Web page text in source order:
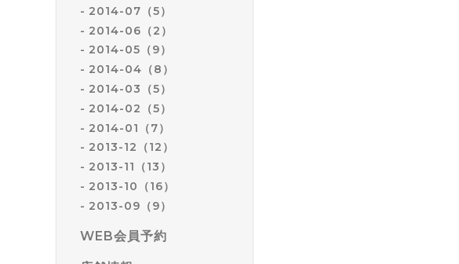
2014-07（5）
2014-06（2）
2014-05（9）
2014-04（8）
2014-03（5）
2014-02（5）
2014-01（7）
2013-12（12）
2013-11（13）
2013-10（16）
2013-09（9）
WEB会員予約